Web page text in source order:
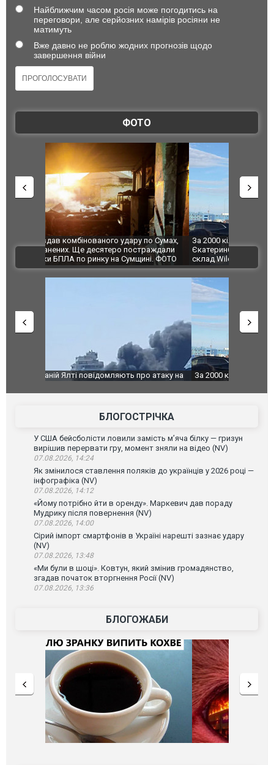
Найближчим часом росія може погодитись на
переговори, але серйозних намірів росіяни не
матимуть
Вже давно не роблю жодних прогнозів щодо
завершення війни
ФОТО
За 2000 кілометрів від кордону з Україною: в
Єкатеринбурзі після атаки дронів загорівся
склад Wildberries. ФОТО. ВІДЕО
"Мої
ВІДЕО
За 2000 кілометрів від кордону з Україною: в
склад Wildberries. ФОТО. ВІДЕО
В
БЛОГОСТРІЧКА
У США бейсболісти ловили замість м’яча білку — гризун
вирішив перервати гру, момент зняли на відео (NV)
07.08.2026, 14:24
Як змінилося ставлення поляків до українців у 2026 році —
інфографіка (NV)
07.08.2026, 14:12
«Йому потрібно йти в оренду». Маркевич дав пораду
Мудрику після повернення (NV)
07.08.2026, 14:00
Сірий імпорт смартфонів в Україні нарешті зазнає удару
(NV)
07.08.2026, 13:48
«Ми були в шоці». Ковтун, який змінив громадянство,
згадав початок вторгнення Росії (NV)
07.08.2026, 13:36
БЛОГОЖАБИ